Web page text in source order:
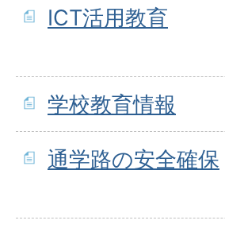
ICT活用教育
学校教育情報
通学路の安全確保